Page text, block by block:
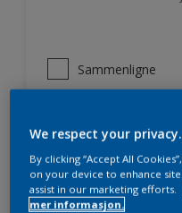
Sammenligne
Nordsjö
We respect your privacy.
By clicking “Accept All
on your device to enhance site
assist in our marketing efforts.
mer informasjon.